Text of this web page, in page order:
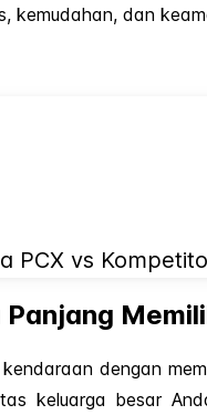
kemudahan, dan
PCX vs
kendaraan dengan
keluarga besar